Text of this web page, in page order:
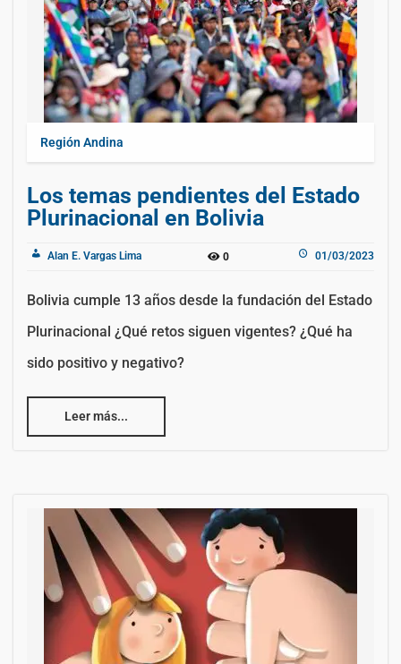
Región Andina
Los temas pendientes del Estado
Plurinacional en Bolivia
Alan E. Vargas Lima 0 01/03/2023
Bolivia cumple 13 años desde la fundación del Estado
Plurinacional ¿Qué retos siguen vigentes? ¿Qué ha
sido positivo y negativo?
Leer más...